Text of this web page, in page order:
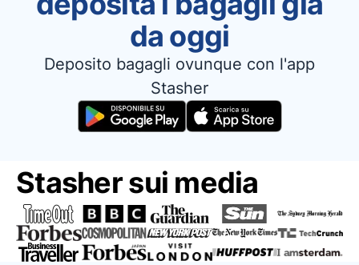
da oggi
Deposito bagagli ovunque con l'app
Stasher
Stasher sui media